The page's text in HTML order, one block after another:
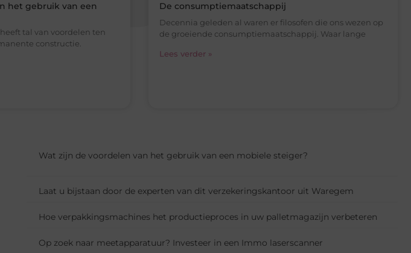
het gebruik van een
tal van voordelen ten
constructie.
De consumptiemaatschappij
Decennia geleden al waren er filosofen die ons wezen op
de groeiende consumptiemaatschappij. Waar lange
Lees verder »
Wat zijn de voordelen van het gebruik van een mobiele steiger?
Laat u bijstaan door de experten van dit verzekeringskantoor uit Waregem
Hoe verpakkingsmachines het productieproces in uw palletmagazijn verbeteren
Op zoek naar meetapparatuur? Investeer in een Immo laserscanner